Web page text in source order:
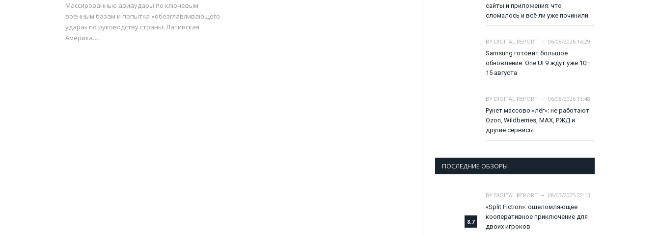
Массированные авиаудары по ключевым
военным базам и попытка «обезглавливающего
удара» по руководству страны: Латинская
Америка…
сайты и приложения: что
сломалось и всё ли уже починили
BY DIGITAL REPORT
06/08/2026 14:29
Samsung готовит большое
обновление: One UI 9 ждут уже 10–
15 августа
BY DIGITAL REPORT
06/08/2026 13:48
Рунет массово «лёг»: не работают
Ozon, Wildberries, MAX, РЖД и
другие сервисы
ПОСЛЕДНИЕ ОБЗОРЫ
8.7
BY DIGITAL REPORT
08/03/2025 22:13
«Split Fiction»: ошеломляющее
кооперативное приключение для
двоих игроков